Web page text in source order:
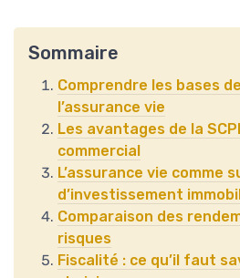
Sommaire
Comprendre les bases
l’assurance vie
Les avantages de la
commercial
L’assurance vie comme
d’investissement
Comparaison des
risques
Fiscalité : ce qu’il faut